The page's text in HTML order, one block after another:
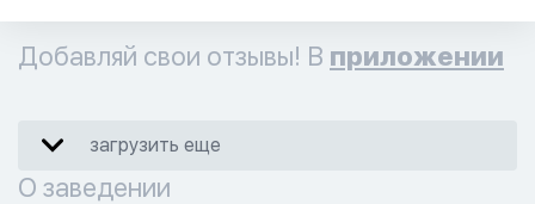
Добавляй свои отзывы! В приложении
загрузить еще
О заведении